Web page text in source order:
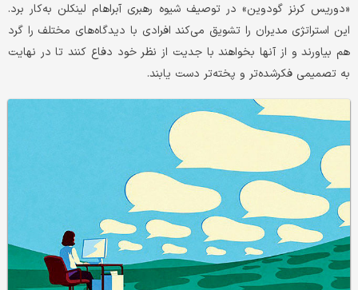
«دوریس کرنز گودوین» در توصیف شیوه رهبری آبراهام لینکلن به‌کار برد.
این استراتژی مدیران را تشویق می‌کند افرادی با دیدگاه‌های مختلف را گرد
هم بیاورند و از آنها بخواهند با جدیت از نظر خود دفاع کنند تا در نهایت
به تصمیمی فکر‌شده‌تر و پخته‌تر دست یابند.